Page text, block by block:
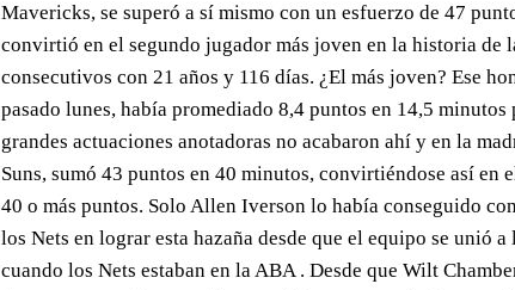
Mavericks, se superó a sí mismo con un esfuerzo de 47
convirtió en el segundo jugador más joven en la historia de
consecutivos con 21 años y 116 días. ¿El más joven? Ese
pasado lunes, había promediado 8,4 puntos en 14,5
grandes actuaciones anotadoras no acabaron ahí y en la
Suns, sumó 43 puntos en 40 minutos, convirtiéndose así en
40 o más puntos. Solo Allen Iverson lo había conseguido
los Nets en lograr esta hazaña desde que el equipo se unió
cuando los Nets estaban en la ABA . Desde que Wilt